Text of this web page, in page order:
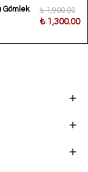
Gömlek ₺ 1,900.00
₺ 1,300.00